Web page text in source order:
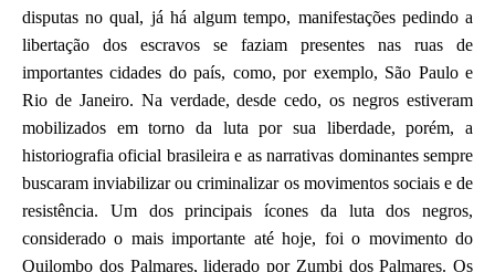
disputas no qual, já há algum tempo, manifestações pedindo a
libertação dos escravos se faziam presentes nas ruas de
importantes cidades do país, como, por exemplo, São Paulo e
Rio de Janeiro. Na verdade, desde cedo, os negros estiveram
mobilizados em torno da luta por sua liberdade, porém, a
historiografia oficial brasileira e as narrativas dominantes sempre
buscaram inviabilizar ou criminalizar os movimentos sociais e de
resistência. Um dos principais ícones da luta dos negros,
considerado o mais importante até hoje, foi o movimento do
Quilombo dos Palmares, liderado por Zumbi dos Palmares. Os